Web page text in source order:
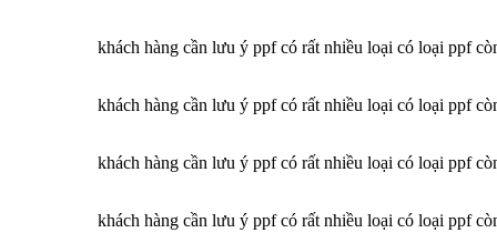
khách hàng cần lưu ý ppf có rất nhiều loại có loại ppf
khách hàng cần lưu ý ppf có rất nhiều loại có loại ppf
khách hàng cần lưu ý ppf có rất nhiều loại có loại ppf
khách hàng cần lưu ý ppf có rất nhiều loại có loại ppf